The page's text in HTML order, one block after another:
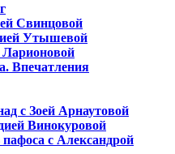
Свинцовой
Утышевой
Впечатления
с Зоей Арнаутовой
Винокуровой
с Александрой